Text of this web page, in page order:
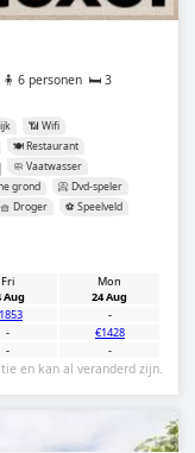
🧍 6 personen 🛏️ 3
📶 Wifi
🍽️ Restaurant
🧼 Vaatwasser
grond
📀 Dvd-speler
🧺 Droger
⚽️ Speelveld
Fri
Aug
Mon
24 Aug
-
-
€1428
- -
en kan al veranderd zijn.